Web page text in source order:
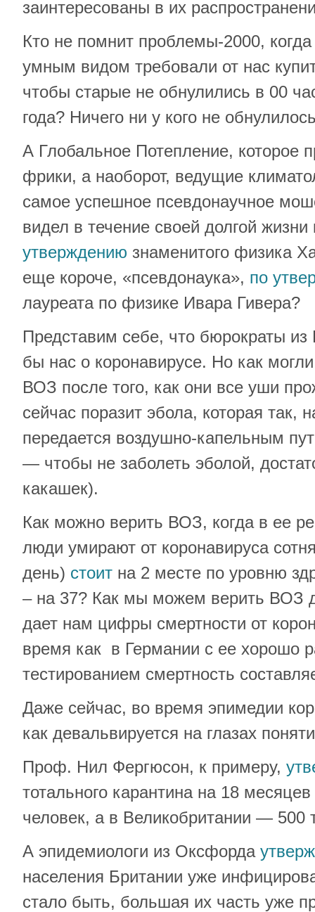
заинтересованы в их
Кто не помнит проблемы-2000,
умным видом требовали от нас
чтобы старые не обнулились в 00
года? Ничего ни у кого не
А Глобальное Потепление, которое
фрики, а наоборот, ведущие
самое успешное псевдонаучное
видел в течение своей долгой жизни
утверждению знаменитого физика
еще короче, «псевдонаука», по
лауреата по физике Ивара Гивера?
Представим себе, что бюрократы
бы нас о коронавирусе. Но как
ВОЗ после того, как они все уши
сейчас поразит эбола, которая так,
передается воздушно-капельным
— чтобы не заболеть эболой,
какашек).
Как можно верить ВОЗ, когда в ее
люди умирают от коронавируса
день) стоит на 2 месте по уровню
– на 37? Как мы можем верить ВОЗ
дает нам цифры смертности от
время как в Германии с ее хорошо
тестированием смертность
Даже сейчас, во время эпимедии
как девальвируется на глазах
Проф. Нил Фергюсон, к примеру,
тотального карантина на 18
человек, а в Великобритании — 500
А эпидемиологи из Оксфорда
населения Британии уже
стало быть, большая их часть уже